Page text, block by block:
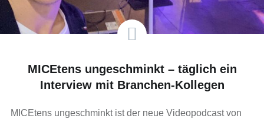
MICEtens ungeschminkt – täglich ein
Interview mit Branchen-Kollegen
MICEtens ungeschminkt ist der neue Videopodcast von